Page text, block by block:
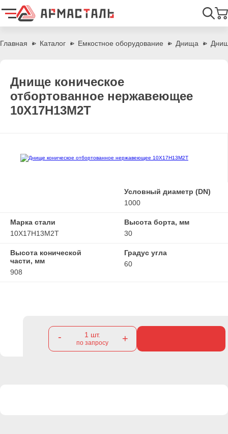
Главная
Каталог Емкостное оборудование Днища
Днище коническое
отбортованное нержавеющее
10Х17Н13М2Т
Условный диаметр (DN)
1000
Марка стали
10Х17Н13М2Т
Высота борта, мм
30
Высота конической
части, мм
908
Градус угла
60
- 1 шт.
по запросу +